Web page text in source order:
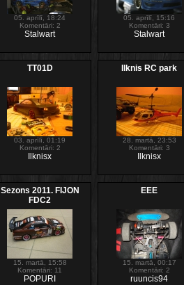
05. aprīlī, 18:24
Komentāri: 2
Stalwart
05. aprīlī, 15:16
Komentāri: 3
Stalwart
TT01D
03. aprīlī, 01:19
Komentāri: 2
Ilknisx
Ilknis RC park
28. martā, 23:53
Komentāri: 3
Ilknisx
Sezons 2011. FIJON
FDC2
15. martā, 15:58
Komentāri: 11
POPURI
EEE
15. martā, 00:17
Komentāri: 2
ruuncis94